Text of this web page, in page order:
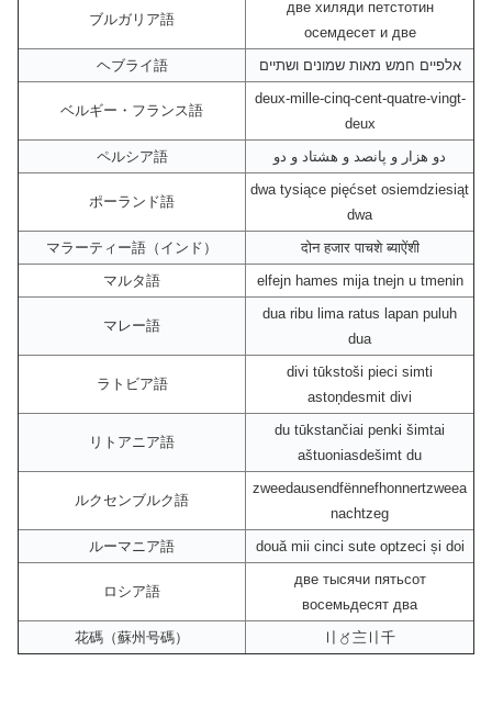
ブルガリア語
две хиляди петстотин
осемдесет и две
ヘブライ語
אלפיים חמש מאות שמונים ושתיים
ベルギー・フランス語
deux-mille-cinq-cent-quatre-vingt-
deux
ペルシア語
دو هزار و پانصد و هشتاد و دو
ポーランド語
dwa tysiące pięćset osiemdziesiąt
dwa
マラーティー語（インド）
दोन हजार पाचशे ब्याऐंशी
マルタ語
elfejn hames mija tnejn u tmenin
マレー語
dua ribu lima ratus lapan puluh
dua
ラトビア語
divi tūkstoši pieci simti
astoņdesmit divi
リトアニア語
du tūkstančiai penki šimtai
aštuoniasdešimt du
ルクセンブルク語
zweedausendfënnefhonnertzweea
nachtzeg
ルーマニア語
două mii cinci sute optzeci și doi
ロシア語
две тысячи пятьсот
восемьдесят два
花碼（蘇州号碼）
〢〥〨〢千